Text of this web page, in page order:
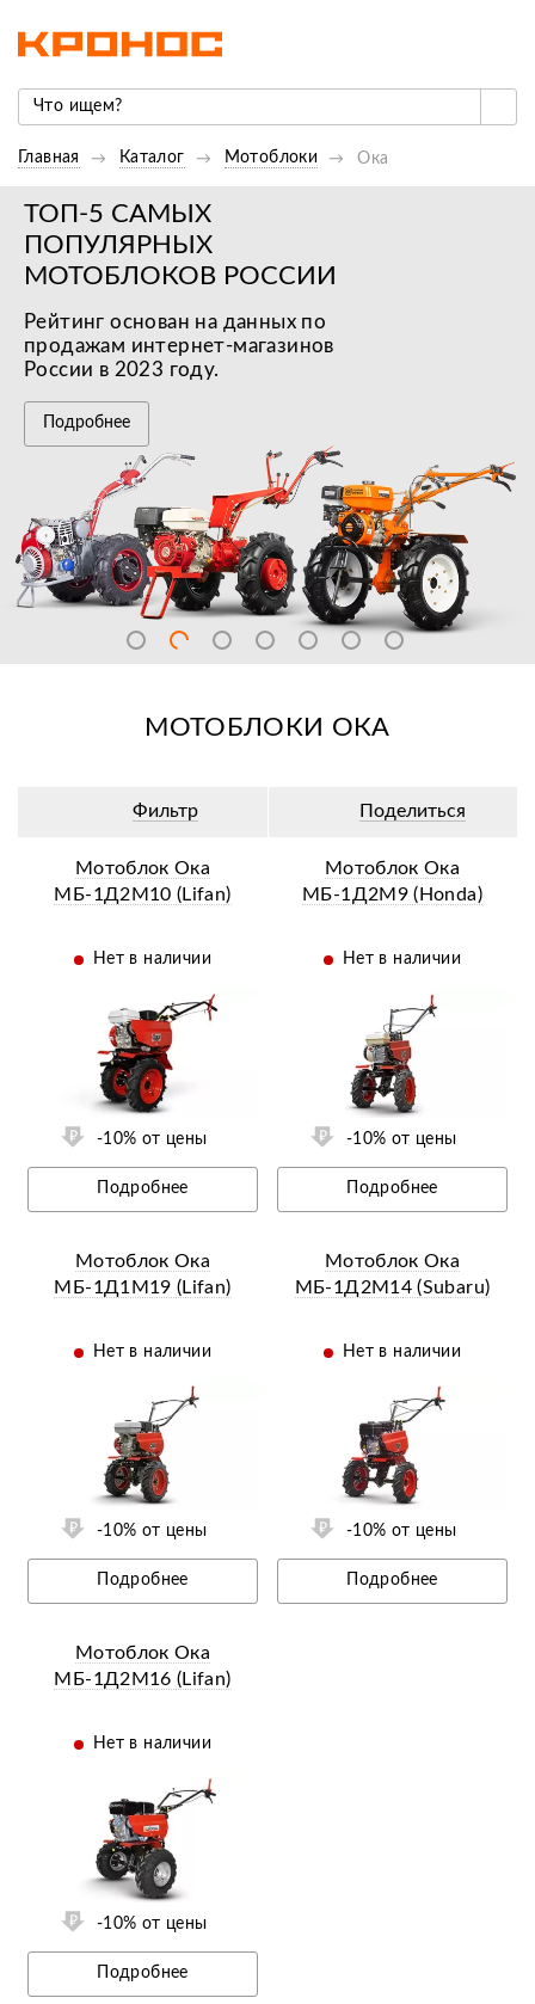
Главная Каталог Мотоблоки Ока
ТОП-5 САМЫХ
ПОПУЛЯРНЫХ
МОТОБЛОКОВ РОССИИ
Рейтинг основан на данных по
продажам интернет-магазинов
России в 2023 году.
Подробнее
МОТОБЛОКИ ОКА
Фильтр Поделиться
Мотоблок Ока
МБ-1Д2М10 (Lifan)
Нет в наличии
-10% от цены
Подробнее
Мотоблок Ока
МБ-1Д2М9 (Honda)
Нет в наличии
-10% от цены
Подробнее
Мотоблок Ока
МБ-1Д1М19 (Lifan)
Нет в наличии
-10% от цены
Подробнее
Мотоблок Ока
МБ-1Д2М14 (Subaru)
Нет в наличии
Ещё 3 фотографии
-10% от цены
Подробнее
Мотоблок Ока
МБ-1Д2М16 (Lifan)
Нет в наличии
-10% от цены
Подробнее